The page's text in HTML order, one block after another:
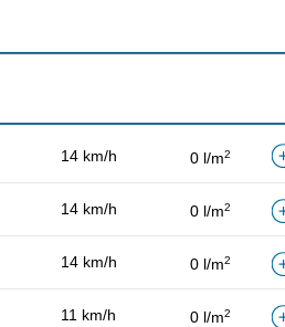
14 km/h 0 l/m2
14 km/h 0 l/m2
14 km/h 0 l/m2
11 km/h 0 l/m2